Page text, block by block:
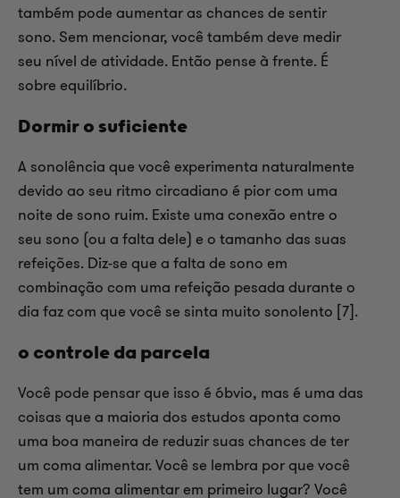
também pode aumentar as chances de sentir
sono. Sem mencionar, você também deve medir
seu nível de atividade. Então pense à frente. É
sobre equilíbrio.
Dormir o suficiente
A sonolência que você experimenta naturalmente
devido ao seu ritmo circadiano é pior com uma
noite de sono ruim. Existe uma conexão entre o
seu sono (ou a falta dele) e o tamanho das suas
refeições. Diz-se que a falta de sono em
combinação com uma refeição pesada durante o
dia faz com que você se sinta muito sonolento [7].
o controle da parcela
Você pode pensar que isso é óbvio, mas é uma das
coisas que a maioria dos estudos aponta como
uma boa maneira de reduzir suas chances de ter
um coma alimentar. Você se lembra por que você
tem um coma alimentar em primeiro lugar? Você